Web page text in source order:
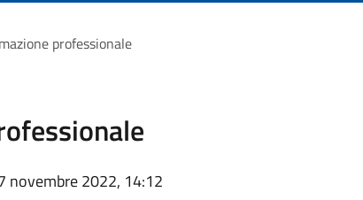
professionale
novembre 2022, 14:12